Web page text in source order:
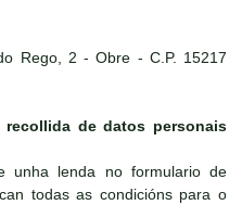
Rego, 2 - Obre - C.P. 15217
de datos personais
unha lenda no formulario de
todas as condicións para o